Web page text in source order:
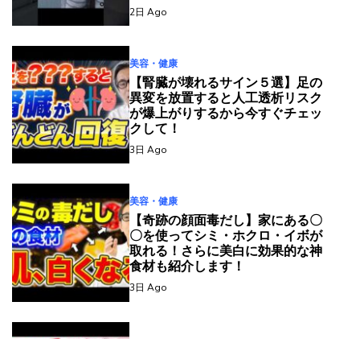
2日 Ago
美容・健康
【腎臓が壊れるサイン５選】足の
異変を放置すると人工透析リスク
が爆上がりするから今すぐチェッ
クして！
3日 Ago
美容・健康
【奇跡の顔面毒だし】家にある〇
〇を使ってシミ・ホクロ・イボが
取れる！さらに美白に効果的な神
食材も紹介します！
3日 Ago